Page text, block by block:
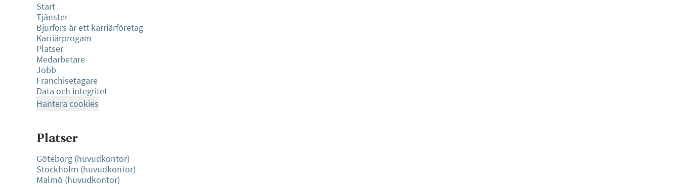
Start
Tjänster
Bjurfors är ett karriärföretag
Karriärprogam
Platser
Medarbetare
Jobb
Franchisetagare
Data och integritet
Hantera cookies
Platser
Göteborg (huvudkontor)
Stockholm (huvudkontor)
Malmö (huvudkontor)